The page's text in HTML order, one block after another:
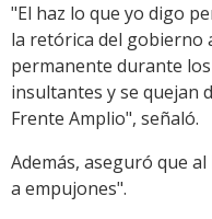
"El haz lo que yo digo
la retórica del gobierno
permanente durante
insultantes y se quejan
Frente Amplio", señaló.
Además, aseguró que
a empujones".